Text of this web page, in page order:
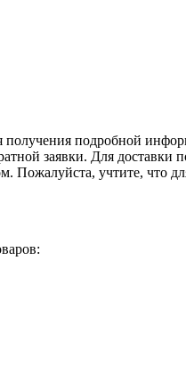
подробной
заявки. Для
Пожалуйста, учтите, что